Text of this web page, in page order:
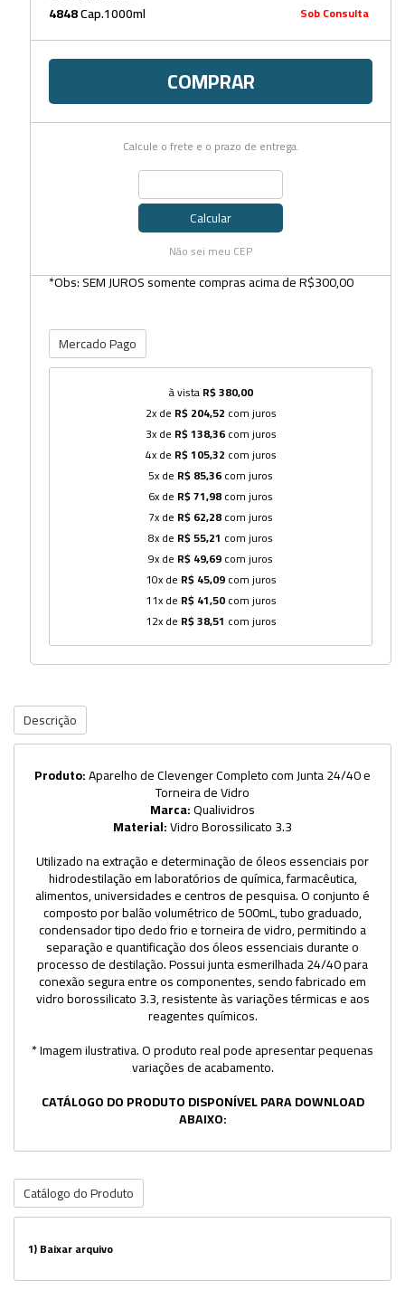
4848Cap.1000ml Sob Consulta
COMPRAR
Calcule o frete e o prazo de entrega.
Calcular
Não sei meu CEP
*Obs: SEM JUROS somente compras acima de R$300,00
Mercado Pago
à vistaR$ 380,00
2x de R$ 204,52 com juros
3x de R$ 138,36com juros
4x de R$ 105,32 com juros
5x de R$ 85,36com juros
6x de R$ 71,98com juros
7x de R$ 62,28com juros
8x de R$ 55,21 com juros
9x de R$ 49,69com juros
10x de R$ 45,09com juros
11x de R$ 41,50com juros
12x de R$ 38,51 com juros
Descrição
Produto:Aparelho de Clevenger Completo com Junta 24/40 e
Torneira de Vidro
Marca:Qualividros
Material:Vidro Borossilicato 3.3
Utilizado na extração e determinação de óleos essenciais por
hidrodestilação em laboratórios de química, farmacêutica,
alimentos, universidades e centros de pesquisa. O conjunto é
composto por balão volumétrico de 500mL, tubo graduado,
condensador tipo dedo frio e torneira de vidro, permitindo a
separação e quantificação dos óleos essenciais durante o
processo de destilação. Possui junta esmerilhada 24/40 para
conexão segura entre os componentes, sendo fabricado em
vidro borossilicato 3.3, resistente às variações térmicas e aos
reagentes químicos.
* Imagem ilustrativa. O produto real pode apresentar pequenas
variações de acabamento.
CATÁLOGO DO PRODUTO DISPONÍVEL PARA DOWNLOAD
ABAIXO:
Catálogo do Produto
1)Baixar arquivo